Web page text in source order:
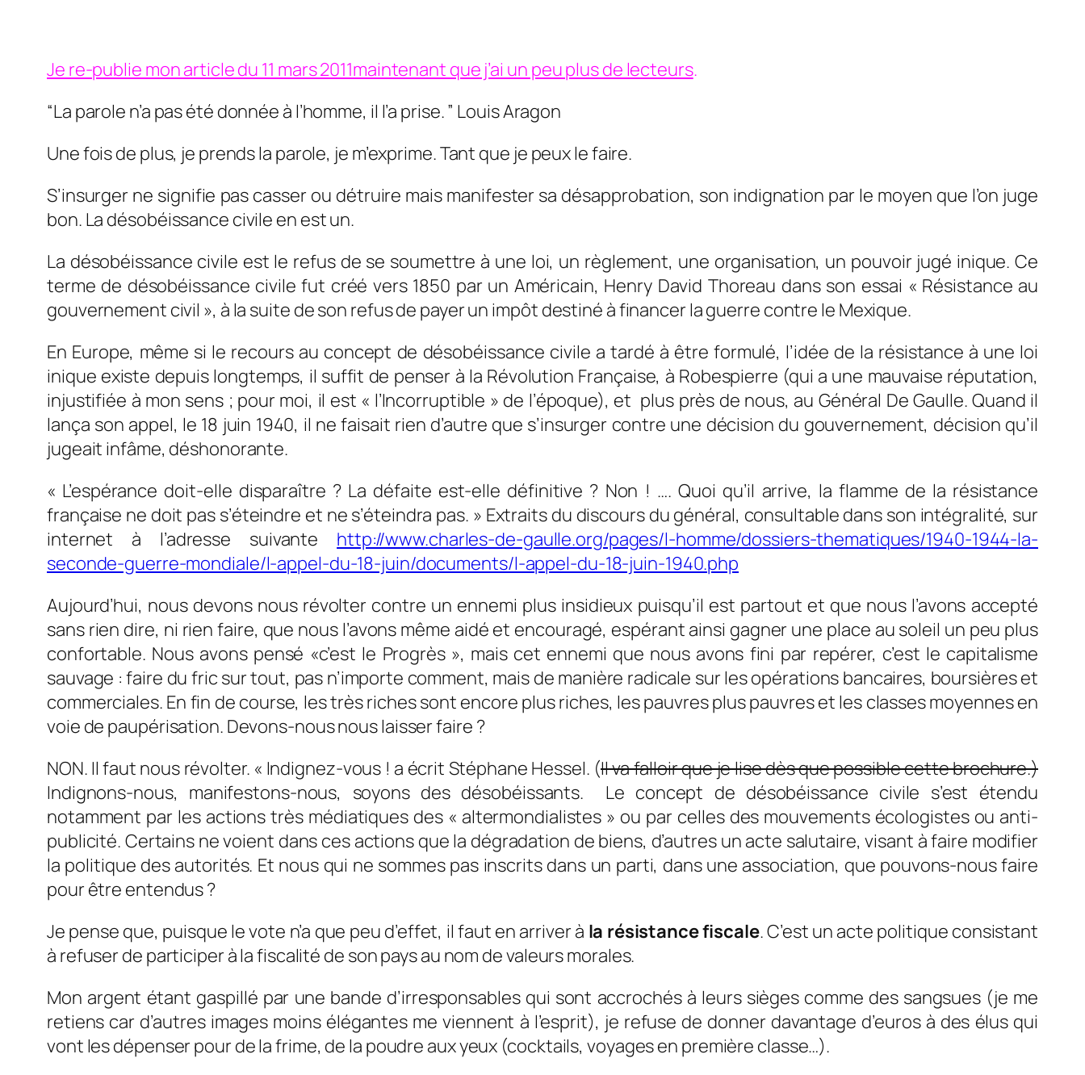
Je re-publie mon article du 11 mars 2011maintenant que j’ai un peu plus de lecteurs.
“La parole n’a pas été donnée à l’homme, il l’a prise. ” Louis Aragon
Une fois de plus, je prends la parole, je m’exprime. Tant que je peux le faire.
S’insurger ne signifie pas casser ou détruire mais manifester sa désapprobation, son indignation par le moyen que l’on juge
bon. La désobéissance civile en est un.
La désobéissance civile est le refus de se soumettre à une loi, un règlement, une organisation, un pouvoir jugé inique. Ce
terme de désobéissance civile fut créé vers 1850 par un Américain, Henry David Thoreau dans son essai « Résistance au
gouvernement civil », à la suite de son refus de payer un impôt destiné à financer la guerre contre le Mexique.
En Europe, même si le recours au concept de désobéissance civile a tardé à être formulé, l’idée de la résistance à une loi
inique existe depuis longtemps, il suffit de penser à la Révolution Française, à Robespierre (qui a une mauvaise réputation,
injustifiée à mon sens ; pour moi, il est « l’Incorruptible » de l’époque), et plus près de nous, au Général De Gaulle. Quand il
lança son appel, le 18 juin 1940, il ne faisait rien d’autre que s’insurger contre une décision du gouvernement, décision qu’il
jugeait infâme, déshonorante.
« L’espérance doit-elle disparaître ? La défaite est-elle définitive ? Non ! …. Quoi qu’il arrive, la flamme de la résistance
française ne doit pas s’éteindre et ne s’éteindra pas. » Extraits du discours du général, consultable dans son intégralité, sur
internet à l’adresse suivante http://www.charles-de-gaulle.org/pages/l-homme/dossiers-thematiques/1940-1944-la-
seconde-guerre-mondiale/l-appel-du-18-juin/documents/l-appel-du-18-juin-1940.php
Aujourd’hui, nous devons nous révolter contre un ennemi plus insidieux puisqu’il est partout et que nous l’avons accepté
sans rien dire, ni rien faire, que nous l’avons même aidé et encouragé, espérant ainsi gagner une place au soleil un peu plus
confortable. Nous avons pensé «c’est le Progrès », mais cet ennemi que nous avons fini par repérer, c’est le capitalisme
sauvage : faire du fric sur tout, pas n’importe comment, mais de manière radicale sur les opérations bancaires, boursières et
commerciales. En fin de course, les très riches sont encore plus riches, les pauvres plus pauvres et les classes moyennes en
voie de paupérisation. Devons-nous nous laisser faire ?
NON. Il faut nous révolter. « Indignez-vous ! a écrit Stéphane Hessel. (Il va falloir que je lise dès que possible cette brochure.)
Indignons-nous, manifestons-nous, soyons des désobéissants. Le concept de désobéissance civile s’est étendu
notamment par les actions très médiatiques des « altermondialistes » ou par celles des mouvements écologistes ou anti-
publicité. Certains ne voient dans ces actions que la dégradation de biens, d’autres un acte salutaire, visant à faire modifier
la politique des autorités. Et nous qui ne sommes pas inscrits dans un parti, dans une association, que pouvons-nous faire
pour être entendus ?
Je pense que, puisque le vote n’a que peu d’effet, il faut en arriver à la résistance fiscale. C’est un acte politique consistant
à refuser de participer à la fiscalité de son pays au nom de valeurs morales.
Mon argent étant gaspillé par une bande d’irresponsables qui sont accrochés à leurs sièges comme des sangsues (je me
retiens car d’autres images moins élégantes me viennent à l’esprit), je refuse de donner davantage d’euros à des élus qui
vont les dépenser pour de la frime, de la poudre aux yeux (cocktails, voyages en première classe…).